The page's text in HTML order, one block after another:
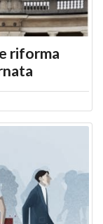
riforma